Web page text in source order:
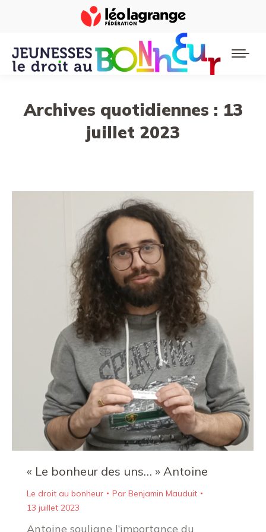
Archives quotidiennes : 13
juillet 2023
« Le bonheur des uns… » Antoine
Le droit au bonheur Par Benjamin Mauduit
13 juillet 2023
Antoine souligne l’importance du